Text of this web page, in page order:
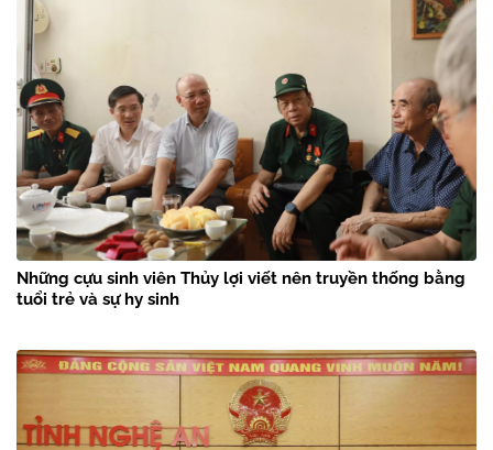
Những cựu sinh viên Thủy lợi viết nên truyền thống bằng
tuổi trẻ và sự hy sinh